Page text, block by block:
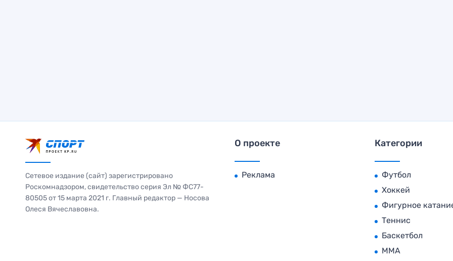
Сетевое издание (сайт) зарегистрировано
Роскомнадзором, свидетельство серия Эл № ФС77-
80505 от 15 марта 2021 г. Главный редактор — Носова
Олеся Вячеславовна.
О проекте
Реклама
Категории
Футбол
Хоккей
Фигурное
Теннис
Баскетбол
MMA